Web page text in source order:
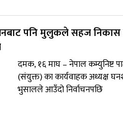
पनि मुलुकले सहज निकास
दमक, १६ माघ – नेपाल कम्युनिष्ट
(संयुक्त) का कार्यवाहक अध्यक्ष
भुसालले आउँदो निर्वाचनपछि